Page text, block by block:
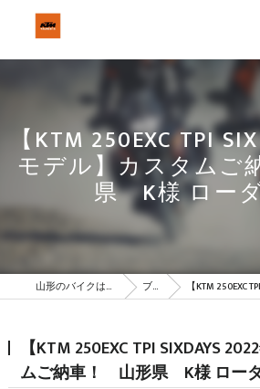
【KTM 250EXC TPI
モデル】カスタム
県 K様 ロー
山形のバイクはBeSTAR株式会社 ブログ 【KTM 250EXC TPI
【KTM 250EXC TPI SIXDAYS
ムご納車！ 山形県 K様 ロー